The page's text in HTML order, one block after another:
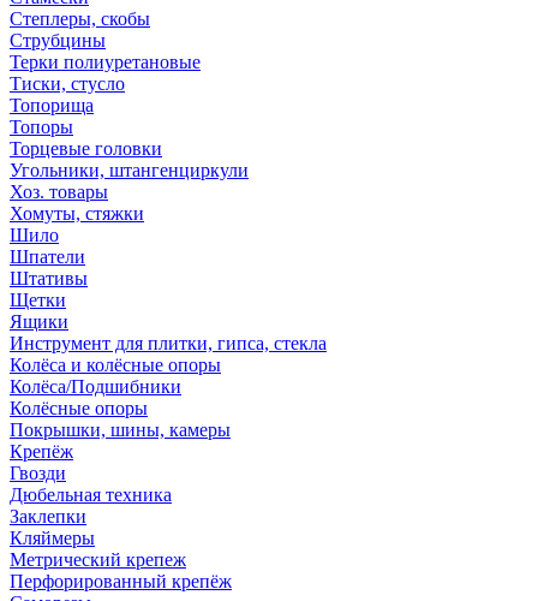
Степлеры, скобы
Струбцины
Терки полиуретановые
Тиски, стусло
Топорища
Топоры
Торцевые головки
Угольники, штангенциркули
Хоз. товары
Хомуты, стяжки
Шило
Шпатели
Штативы
Щетки
Ящики
Инструмент для плитки, гипса, стекла
Колёса и колёсные опоры
Колёса/Подшибники
Колёсные опоры
Покрышки, шины, камеры
Крепёж
Гвозди
Дюбельная техника
Заклепки
Кляймеры
Метрический крепеж
Перфорированный крепёж